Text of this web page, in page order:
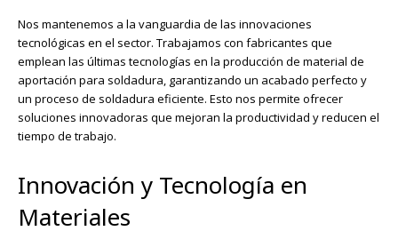
Nos mantenemos a la vanguardia de las innovaciones
tecnológicas en el sector. Trabajamos con fabricantes que
emplean las últimas tecnologías en la producción de material de
aportación para soldadura, garantizando un acabado perfecto y
un proceso de soldadura eficiente. Esto nos permite ofrecer
soluciones innovadoras que mejoran la productividad y reducen el
tiempo de trabajo.
Innovación y Tecnología en
Materiales